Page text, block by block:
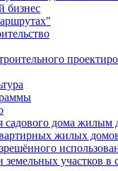
бизнес
садового дома
жилых
участков в